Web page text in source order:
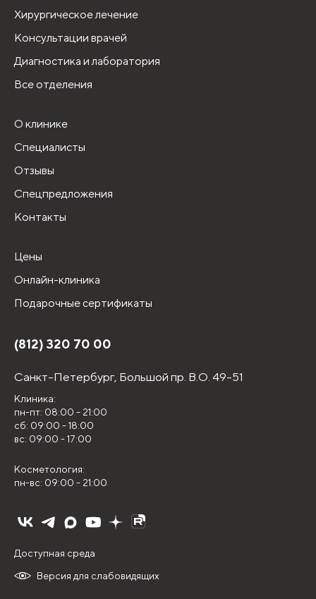
Хирургическое лечение
Консультации врачей
Диагностика и лаборатория
Все отделения
О клинике
Специалисты
Отзывы
Спецпредложения
Контакты
Цены
Онлайн-клиника
Подарочные сертификаты
(812) 320 70 00
Санкт-Петербург, Большой пр. В.О. 49-51
Клиника:
пн-пт: 08:00 - 21:00
сб: 09:00 - 18:00
вс: 09:00 - 17:00
Косметология:
пн-вс: 09:00 - 21:00
Версия для слабовидящих
Доступная среда